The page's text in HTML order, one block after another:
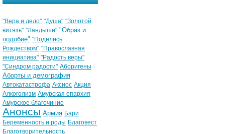
"Вера и дело" "Душа" "Золотой
витязь" "Ландыши" "Образ и
подобие" "Поделись
Рождеством" "Православная
инициатива" "Радость веры"
"Синдром радости" Аборигены
Аборты и демография
Автокатастрофа Аксиос Акция
Алкоголизм Амурская епархия
Амурское благочиние
Анонсы Армия Бари
Беременность и роды Благовест
Благотворительность